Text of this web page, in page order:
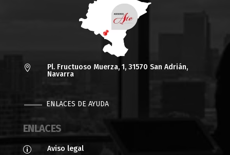

Pl. Fructuoso Muerza, 1, 31570 San Adrián,
Navarra
ENLACES DE AYUDA
ENLACES
p Aviso legal